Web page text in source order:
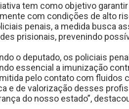
tem como objetivo
com condições de alto
penais, a medida busca
prisionais, prevenindo
o deputado, os policiais
essencial a imunização
pelo contato com fluidos
e de valorização desses
do nosso estado”,